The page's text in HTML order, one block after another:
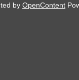
byOpenContent